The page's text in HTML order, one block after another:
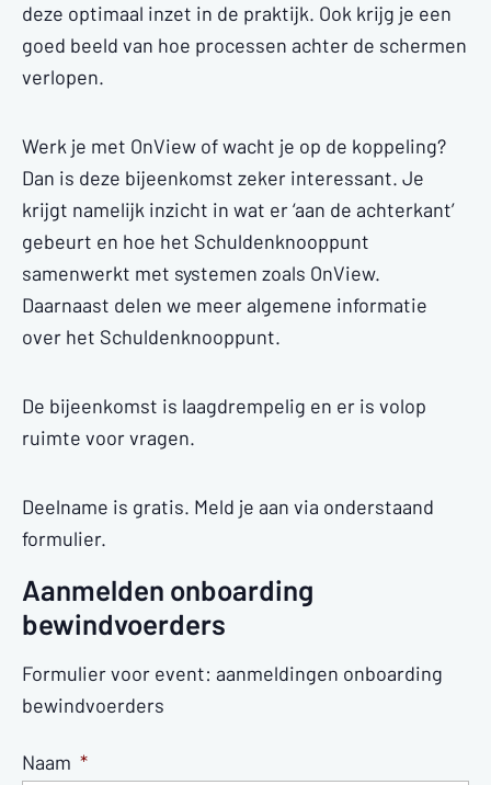
deze optimaal inzet in de praktijk. Ook krijg je een
goed beeld van hoe processen achter de schermen
verlopen.
Werk je met OnView of wacht je op de koppeling?
Dan is deze bijeenkomst zeker interessant. Je
krijgt namelijk inzicht in wat er ‘aan de achterkant’
gebeurt en hoe het Schuldenknooppunt
samenwerkt met systemen zoals OnView.
Daarnaast delen we meer algemene informatie
over het Schuldenknooppunt.
De bijeenkomst is laagdrempelig en er is volop
ruimte voor vragen.
Deelname is gratis. Meld je aan via onderstaand
formulier.
Aanmelden onboarding
bewindvoerders
Formulier voor event: aanmeldingen onboarding
bewindvoerders
Naam *